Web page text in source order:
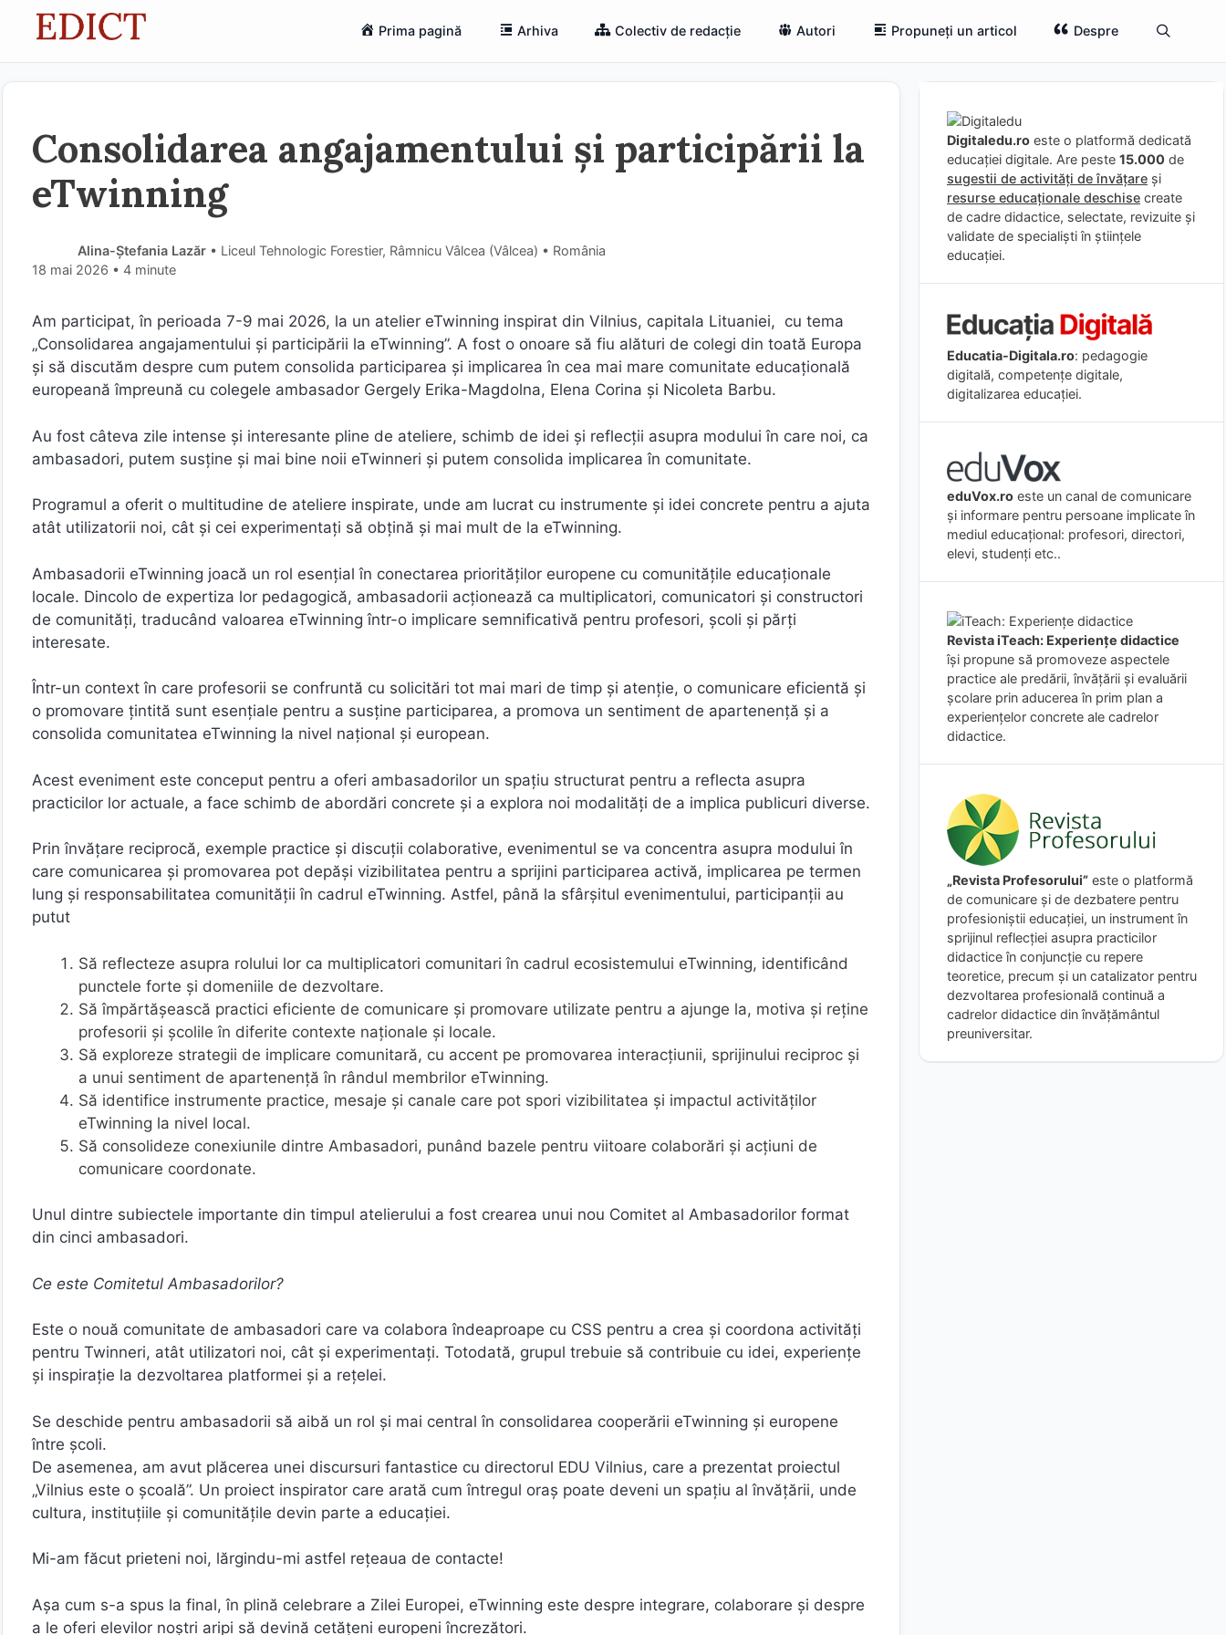
Prima pagină Arhiva Colectiv de redacție Autori Propuneți un articol Despre
Consolidarea angajamentului și participării la
eTwinning
Alina-Ștefania Lazăr • Liceul Tehnologic Forestier, Râmnicu Vâlcea (Vâlcea) • România
18 mai 2026 • 4 minute
Am participat, în perioada 7-9 mai 2026, la un atelier eTwinning inspirat din Vilnius, capitala Lituaniei, cu tema
„Consolidarea angajamentului și participării la eTwinning”. A fost o onoare să fiu alături de colegi din toată Europa
și să discutăm despre cum putem consolida participarea și implicarea în cea mai mare comunitate educațională
europeană împreună cu colegele ambasador Gergely Erika-Magdolna, Elena Corina și Nicoleta Barbu.
Au fost câteva zile intense și interesante pline de ateliere, schimb de idei și reflecții asupra modului în care noi, ca
ambasadori, putem susține și mai bine noii eTwinneri și putem consolida implicarea în comunitate.
Programul a oferit o multitudine de ateliere inspirate, unde am lucrat cu instrumente și idei concrete pentru a ajuta
atât utilizatorii noi, cât și cei experimentați să obțină și mai mult de la eTwinning.
Ambasadorii eTwinning joacă un rol esențial în conectarea priorităților europene cu comunitățile educaționale
locale. Dincolo de expertiza lor pedagogică, ambasadorii acționează ca multiplicatori, comunicatori și constructori
de comunități, traducând valoarea eTwinning într-o implicare semnificativă pentru profesori, școli și părți
interesate.
Într-un context în care profesorii se confruntă cu solicitări tot mai mari de timp și atenție, o comunicare eficientă și
o promovare țintită sunt esențiale pentru a susține participarea, a promova un sentiment de apartenență și a
consolida comunitatea eTwinning la nivel național și european.
Acest eveniment este conceput pentru a oferi ambasadorilor un spațiu structurat pentru a reflecta asupra
practicilor lor actuale, a face schimb de abordări concrete și a explora noi modalități de a implica publicuri diverse.
Prin învățare reciprocă, exemple practice și discuții colaborative, evenimentul se va concentra asupra modului în
care comunicarea și promovarea pot depăși vizibilitatea pentru a sprijini participarea activă, implicarea pe termen
lung și responsabilitatea comunității în cadrul eTwinning. Astfel, până la sfârșitul evenimentului, participanții au
putut
Să reflecteze asupra rolului lor ca multiplicatori comunitari în cadrul ecosistemului eTwinning, identificând
punctele forte și domeniile de dezvoltare.
Să împărtășească practici eficiente de comunicare și promovare utilizate pentru a ajunge la, motiva și reține
profesorii și școlile în diferite contexte naționale și locale.
Să exploreze strategii de implicare comunitară, cu accent pe promovarea interacțiunii, sprijinului reciproc și
a unui sentiment de apartenență în rândul membrilor eTwinning.
Să identifice instrumente practice, mesaje și canale care pot spori vizibilitatea și impactul activităților
eTwinning la nivel local.
Să consolideze conexiunile dintre Ambasadori, punând bazele pentru viitoare colaborări și acțiuni de
comunicare coordonate.
Unul dintre subiectele importante din timpul atelierului a fost crearea unui nou Comitet al Ambasadorilor format
din cinci ambasadori.
Ce este Comitetul Ambasadorilor?
Este o nouă comunitate de ambasadori care va colabora îndeaproape cu CSS pentru a crea și coordona activități
pentru Twinneri, atât utilizatori noi, cât și experimentați. Totodată, grupul trebuie să contribuie cu idei, experiențe
și inspirație la dezvoltarea platformei și a rețelei.
Se deschide pentru ambasadorii să aibă un rol și mai central în consolidarea cooperării eTwinning și europene
între școli.
De asemenea, am avut plăcerea unei discursuri fantastice cu directorul EDU Vilnius, care a prezentat proiectul
„Vilnius este o școală”. Un proiect inspirator care arată cum întregul oraș poate deveni un spațiu al învățării, unde
cultura, instituțiile și comunitățile devin parte a educației.
Mi-am făcut prieteni noi, lărgindu-mi astfel rețeaua de contacte!
Așa cum s-a spus la final, în plină celebrare a Zilei Europei, eTwinning este despre integrare, colaborare și despre
a le oferi elevilor noștri aripi să devină cetățeni europeni încrezători.
Digitaledu.ro este o platformă dedicată
educației digitale. Are peste 15.000 de
sugestii de activități de învățare și
resurse educaționale deschise create
de cadre didactice, selectate, revizuite și
validate de specialiști în științele
educației.
Educatia-Digitala.ro: pedagogie
digitală, competențe digitale,
digitalizarea educației.
eduVox.ro este un canal de comunicare
și informare pentru persoane implicate în
mediul educațional: profesori, directori,
elevi, studenți etc..
Revista iTeach: Experienţe didactice
îşi propune să promoveze aspectele
practice ale predării, învăţării şi evaluării
şcolare prin aducerea în prim plan a
experienţelor concrete ale cadrelor
didactice.
„Revista Profesorului” este o platformă
de comunicare și de dezbatere pentru
profesioniștii educației, un instrument în
sprijinul reflecției asupra practicilor
didactice în conjuncție cu repere
teoretice, precum și un catalizator pentru
dezvoltarea profesională continuă a
cadrelor didactice din învățământul
preuniversitar.